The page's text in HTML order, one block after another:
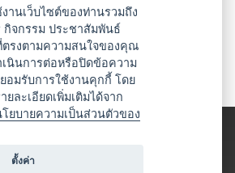
านเว็บไซต์ของท่านรวมถึง
กิจกรรม ประชาสัมพันธ์
รงตามความสนใจของคุณ
นินการต่อหรือปิดข้อความ
อมรับการใช้งานคุกกี้ โดย
ละเอียดเพิ่มเติมได้จาก
ยบายความเป็นส่วนตัวของ
ตั้งค่า